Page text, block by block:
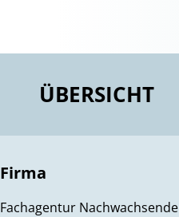
ÜBERSICHT
Firma
Fachagentur Nachwachsende